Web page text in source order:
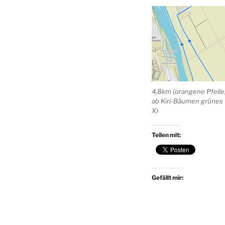
4,8km (orangene
ab Kiri-Bäumen grünes
X)
Teilen mit:
Gefällt mir: